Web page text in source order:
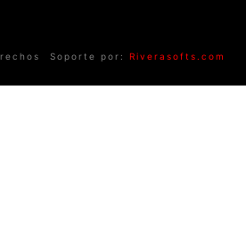
Soporte por: Riverasofts.com